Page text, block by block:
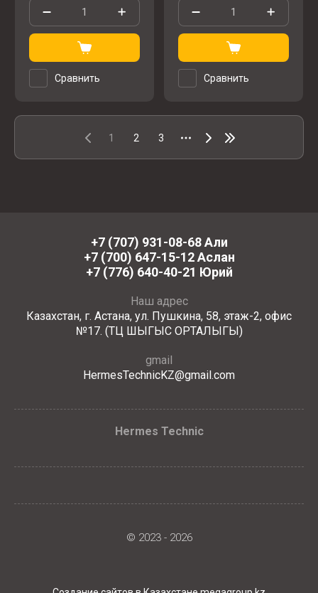
Сравнить Сравнить
1 2 3
+7 (707) 931-08-68 Али
+7 (700) 647-15-12 Аслан
+7 (776) 640-40-21 Юрий
Наш адрес
Казахстан, г. Астана, ул. Пушкина, 58, этаж-2, офис
№17. (ТЦ ШЫГЫС ОРТАЛЫГЫ)
gmail
HermesTechnicKZ@gmail.com
Hermes Technic
© 2023 - 2026